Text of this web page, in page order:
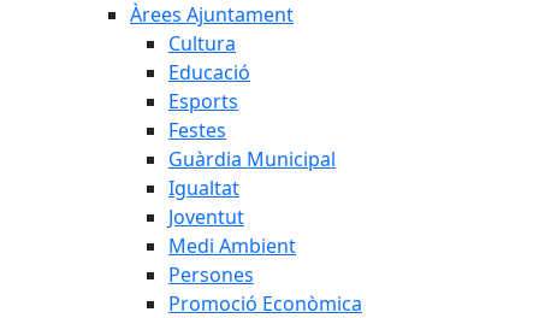
Àrees Ajuntament
Cultura
Educació
Esports
Festes
Guàrdia Municipal
Igualtat
Joventut
Medi Ambient
Persones
Promoció Econòmica